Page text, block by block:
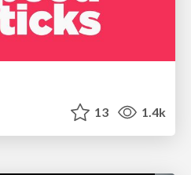
13 1.4k